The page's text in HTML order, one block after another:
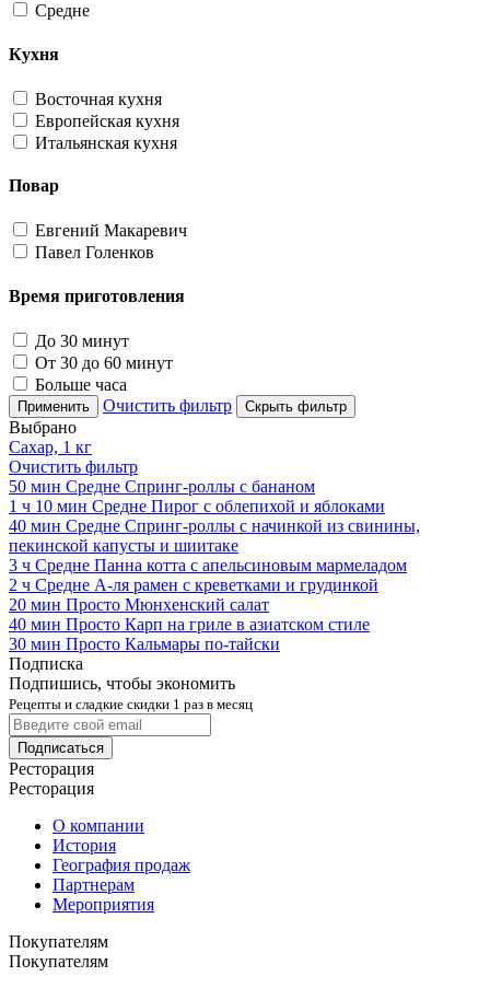
Средне
Кухня
Восточная кухня
Европейская кухня
Итальянская кухня
Повар
Евгений Макаревич
Павел Голенков
Время приготовления
До 30 минут
От 30 до 60 минут
Больше часа
Применить Очистить фильтр Скрыть фильтр
Выбрано
Сахар, 1 кг
Очистить фильтр
50 мин Средне Спринг-роллы с бананом
1 ч 10 мин Средне Пирог с облепихой и яблоками
40 мин Средне Спринг-роллы с начинкой из свинины,
пекинской капусты и шиитаке
3 ч Средне Панна котта с апельсиновым мармеладом
2 ч Средне А-ля рамен с креветками и грудинкой
20 мин Просто Мюнхенский салат
40 мин Просто Карп на гриле в азиатском стиле
30 мин Просто Кальмары по-тайски
Подписка
Подпишись, чтобы экономить
Рецепты и сладкие скидки 1 раз в месяц
Подписаться
Ресторация
Ресторация
О компании
История
География продаж
Партнерам
Мероприятия
Покупателям
Покупателям